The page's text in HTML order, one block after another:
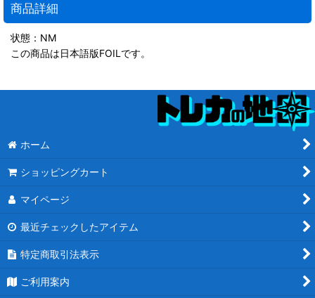
商品詳細
状態：NM
この商品は日本語版FOILです。
ホーム
ショッピングカート
マイページ
最近チェックしたアイテム
特定商取引法表示
ご利用案内